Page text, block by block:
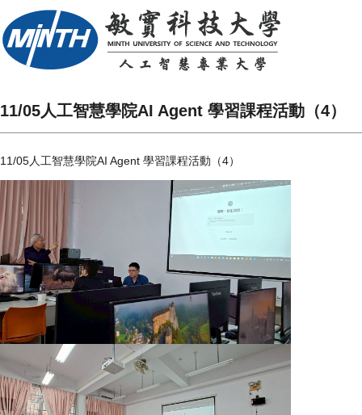
11/05人工智慧學院AI Agent 學習課程活動（4）
11/05人工智慧學院AI Agent 學習課程活動（4）